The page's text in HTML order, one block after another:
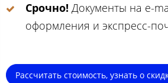
Срочно! Документы на e-
оформления и экспресс-
Рассчитать стоимость, узнать о